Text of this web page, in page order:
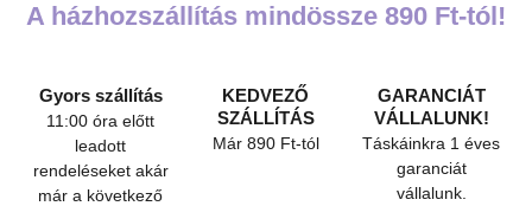
A házhozszállítás mindössze 890 Ft-tól!
Gyors szállítás
11:00 óra előtt
leadott
rendeléseket akár
már a következő
KEDVEZŐ
SZÁLLÍTÁS
Már 890 Ft-tól
GARANCIÁT
VÁLLALUNK!
Táskáinkra 1 éves
garanciát
vállalunk.